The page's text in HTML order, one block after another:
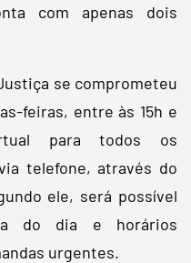
com apenas dois
se comprometeu
feiras, entre às 15h e
para todos os
telefone, através do
ele, será possível
do dia e horários
urgentes.